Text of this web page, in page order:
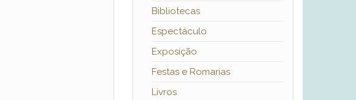
Bibliotecas
Espectáculo
Exposição
Festas e Romarias
Livros